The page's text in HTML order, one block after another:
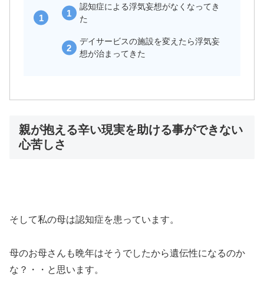
認知症による浮気妄想がなくなってき
た
デイサービスの施設を変えたら浮気妄
想が治まってきた
親が抱える辛い現実を助ける事ができない
心苦しさ
そして私の母は認知症を患っています。
母のお母さんも晩年はそうでしたから遺伝性になるのか
な？・・と思います。